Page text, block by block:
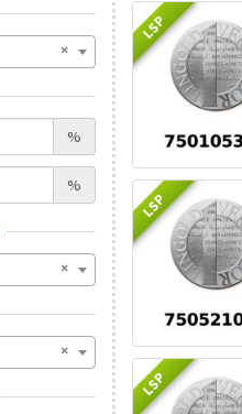
%
%
LSP
LSP
LSP